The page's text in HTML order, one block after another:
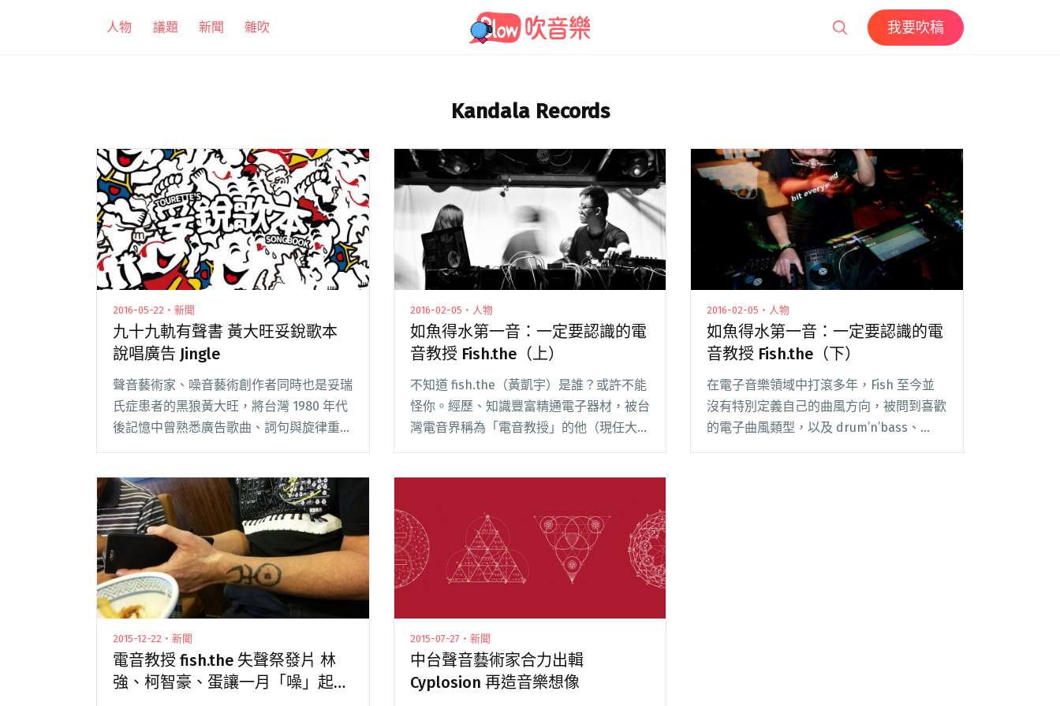
人物 議題 新聞 雜吹 我要吹稿
Kandala Records
2016-05-22・新聞
九十九軌有聲書 黃大旺妥銳歌本
說唱廣告 Jingle
聲音藝術家、噪音藝術創作者同時也是妥瑞
氏症患者的黑狼黃大旺，將台灣 1980 年代
後記憶中曾熟悉廣告歌曲、詞句與旋律重新
詮釋，收錄在這張有 99 軌的有聲書《妥銳
佳績的《閱讀全文 "九十九軌有聲書 黃大旺
妥銳歌本說唱廣告 Jingle"
2016-02-05・人物
如魚得水第一音：一定要認識的電
音教授 Fish.the（上）
不知道 fish.the（黃凱宇）是誰？或許不能
怪你。經歷、知識豐富精通電子器材，被台
灣電音界稱為「電音教授」的他（現任大學
講師），參與過大量配樂、DJ，並做過許多
閱讀全文 "如魚得水第一音：一定要認識的
電音教授 Fish.the（上）"
2016-02-05・人物
如魚得水第一音：一定要認識的電
音教授 Fish.the（下）
在電子音樂領域中打滾多年，Fish 至今並
沒有特別定義自己的曲風方向，被問到喜歡
的電子曲風類型，以及 drum’n’bass、
trance、techno，或 hardcore 等風格各
2015-12-22・新聞
電音教授 fish.the 失聲祭發片 林
強、柯智豪、蛋讓一月「噪」起
2015-07-27・新聞
中台聲音藝術家合力出輯
Cyplosion 再造音樂想像